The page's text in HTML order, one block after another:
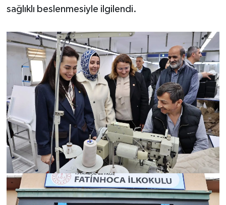
sağlıklı beslenmesiyle ilgilendi.